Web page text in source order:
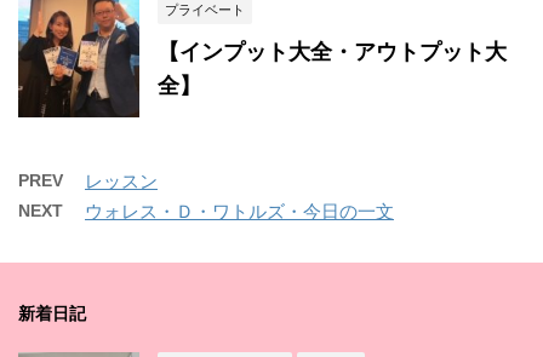
プライベート
【インプット大全・アウトプット大
全】
PREV レッスン
NEXT ウォレス・Ｄ・ワトルズ・今日の一文
新着日記